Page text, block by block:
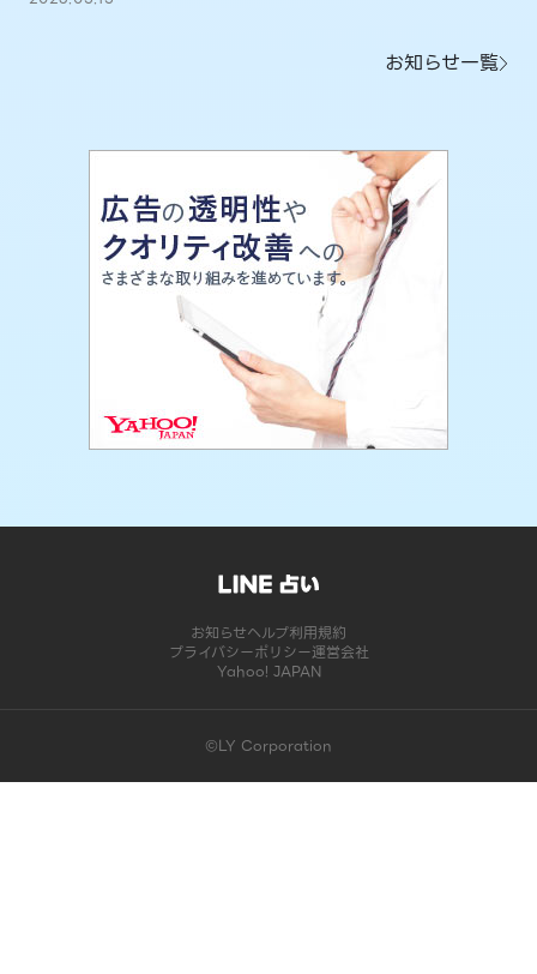
お知らせ一覧
お知らせヘルプ利用規約
プライバシーポリシー運営会社
Yahoo! JAPAN
©LY Corporation
このコンテンツは掲載が終了しました | LINE占い